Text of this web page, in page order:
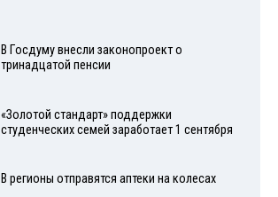
В Госдуму внесли законопроект о
тринадцатой пенсии
«Золотой стандарт» поддержки
студенческих семей заработает 1 сентября
В регионы отправятся аптеки на колесах